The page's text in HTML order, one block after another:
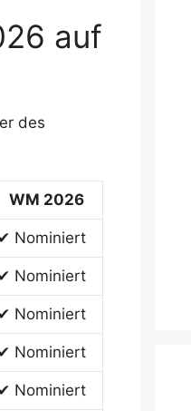
auf
des
WM 2026
✔ Nominiert
✔ Nominiert
✔ Nominiert
✔ Nominiert
✔ Nominiert